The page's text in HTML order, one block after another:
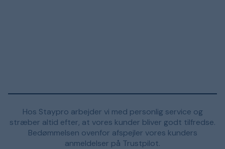
Hos Staypro arbejder vi med personlig service og
stræber altid efter, at vores kunder bliver godt tilfredse.
Bedømmelsen ovenfor afspejler vores kunders
anmeldelser på Trustpilot.